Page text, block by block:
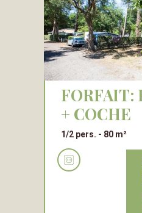
FORFAIT: PARCELA
+ COCHE
1/2 pers. 80 m²